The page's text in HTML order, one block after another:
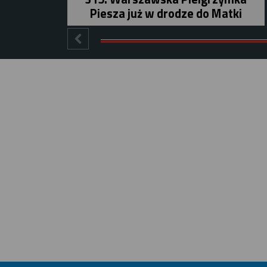
Piesza już w drodze do Matki